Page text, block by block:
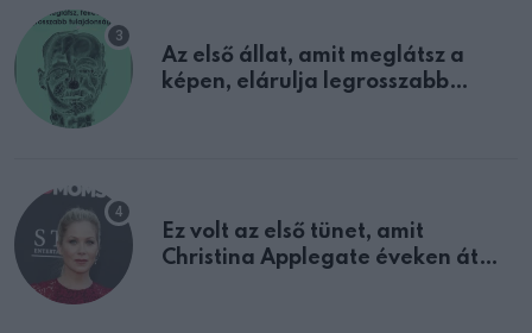
Az első állat, amit meglátsz a
képen, elárulja legrosszabb
Ez volt az első tünet, amit
Christina Applegate éveken át